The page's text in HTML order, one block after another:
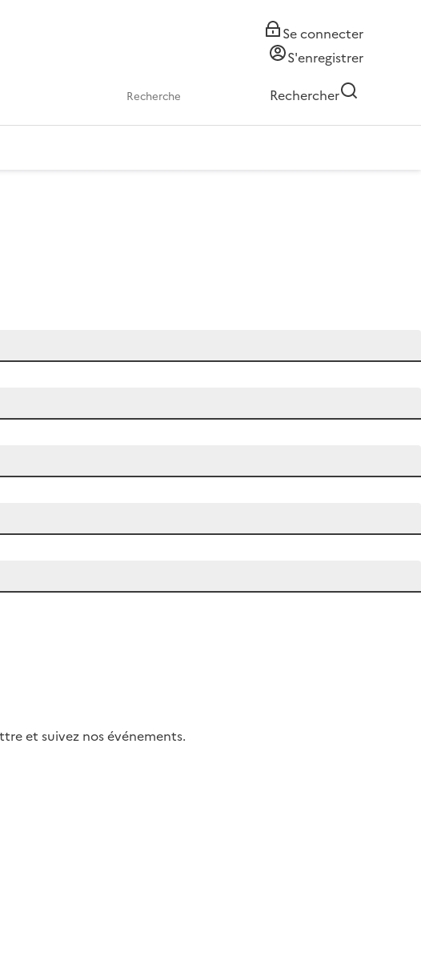
Se connecter
S'enregistrer
Rechercher
et suivez nos événements.